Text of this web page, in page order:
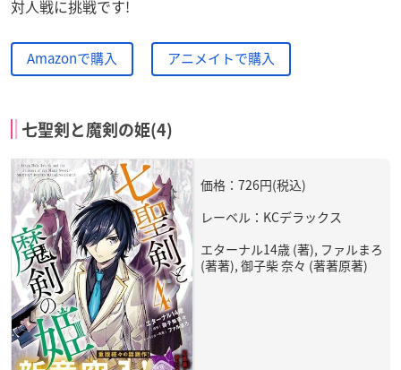
対人戦に挑戦です!
Amazonで購入 アニメイトで購入
七聖剣と魔剣の姫(4)
価格：726円(税込)
レーベル：KCデラックス
エターナル14歳 (著), ファルまろ
(著著), 御子柴 奈々 (著著原著)